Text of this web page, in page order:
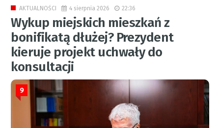
AKTUALNOŚCI 4 sierpnia 2026 22:36
Wykup miejskich mieszkań z
bonifikatą dłużej? Prezydent
kieruje projekt uchwały do
konsultacji
9